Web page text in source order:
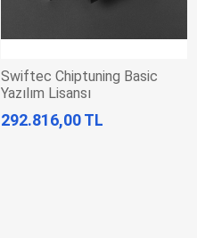
Swiftec Chiptuning Basic
Yazılım Lisansı
292.816,00 TL